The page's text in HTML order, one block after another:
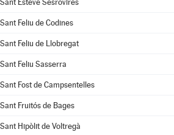
Sant Esteve Sesrovires
Sant Feliu de Codines
Sant Feliu de Llobregat
Sant Feliu Sasserra
Sant Fost de Campsentelles
Sant Fruitós de Bages
Sant Hipòlit de Voltregà